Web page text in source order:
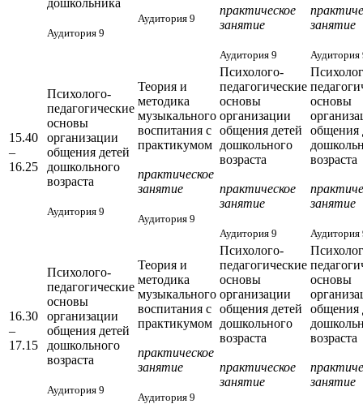
Аудитория 9
Аудитория 9
практическое
занятие
Аудитория 9
занятие
Аудитория
15.40
–
16.25
Психолого-
педагогические
основы
организации
общения детей
дошкольного
возраста
Аудитория 9
Теория и
методика
музыкального
воспитания с
практикумом
практическое
занятие
Аудитория 9
Психолого-
педагогические
основы
организации
общения детей
дошкольного
возраста
практическое
занятие
Аудитория 9
основы
общения
возраста
занятие
Аудитория
16.30
–
17.15
Психолого-
педагогические
основы
организации
общения детей
дошкольного
возраста
Аудитория 9
Теория и
методика
музыкального
воспитания с
практикумом
практическое
занятие
Аудитория 9
Психолого-
педагогические
основы
организации
общения детей
дошкольного
возраста
практическое
занятие
основы
общения
возраста
занятие